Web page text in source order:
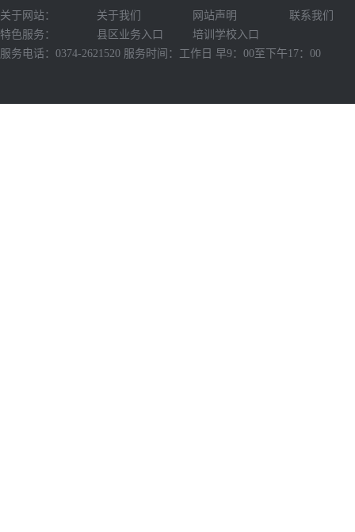
关于网站： 关于我们 网站声明
联系我们
特色服务：
县区业务入口
培训学校入口
服务电话：0374-2621520 服务时间：工作日 早9：00至下午17：00